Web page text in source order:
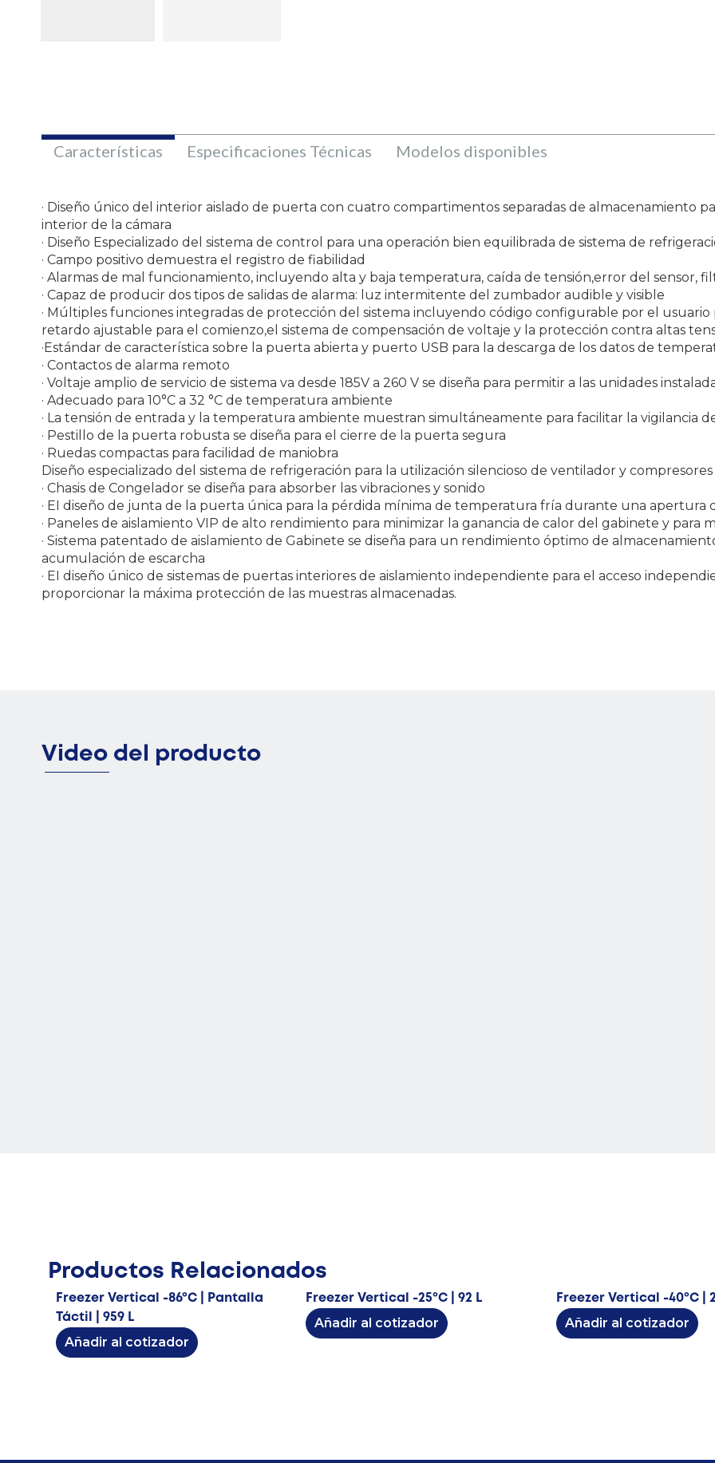
Características Especificaciones Técnicas Modelos disponibles
· Diseño único del interior aislado de puerta con cuatro compartimentos separadas de almacenamiento
interior de la cámara
· Diseño Especializado del sistema de control para una operación bien equilibrada de sistema de
· Campo positivo demuestra el registro de fiabilidad
· Alarmas de mal funcionamiento, incluyendo alta y baja temperatura, caída de tensión,error del sensor,
· Capaz de producir dos tipos de salidas de alarma: luz intermitente del zumbador audible y visible
· Múltiples funciones integradas de protección del sistema incluyendo código configurable por el
retardo ajustable para el comienzo,el sistema de compensación de voltaje y la protección contra altas
·Estándar de característica sobre la puerta abierta y puerto USB para la descarga de los datos de
· Contactos de alarma remoto
· Voltaje amplio de servicio de sistema va desde 185V a 260 V se diseña para permitir a las unidades
· Adecuado para 10°C a 32 °C de temperatura ambiente
· La tensión de entrada y la temperatura ambiente muestran simultáneamente para facilitar la vigilancia
· Pestillo de la puerta robusta se diseña para el cierre de la puerta segura
· Ruedas compactas para facilidad de maniobra
Diseño especializado del sistema de refrigeración para la utilización silencioso de ventilador y compresores
· Chasis de Congelador se diseña para absorber las vibraciones y sonido
· EI diseño de junta de la puerta única para la pérdida mínima de temperatura fría durante una apertura
· Paneles de aislamiento VIP de alto rendimiento para minimizar la ganancia de calor del gabinete y para
· Sistema patentado de aislamiento de Gabinete se diseña para un rendimiento óptimo de
acumulación de escarcha
· EI diseño único de sistemas de puertas interiores de aislamiento independiente para el acceso
proporcionar la máxima protección de las muestras almacenadas.
Video del producto
Productos Relacionados
Freezer Vertical -86ºC | Pantalla
Táctil | 959 L
Añadir al cotizador
Freezer Vertical -25ºC | 92 L
Añadir al cotizador
Freezer Vertical -40ºC |
Añadir al cotizador